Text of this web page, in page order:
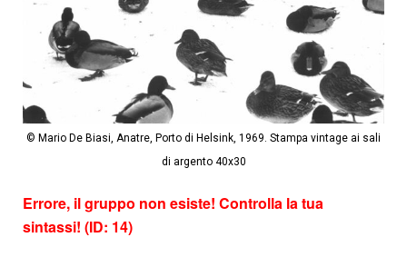
© Mario De Biasi, Anatre, Porto di Helsink, 1969. Stampa vintage ai sali
di argento 40x30
Errore, il gruppo non esiste! Controlla la tua
sintassi! (ID: 14)